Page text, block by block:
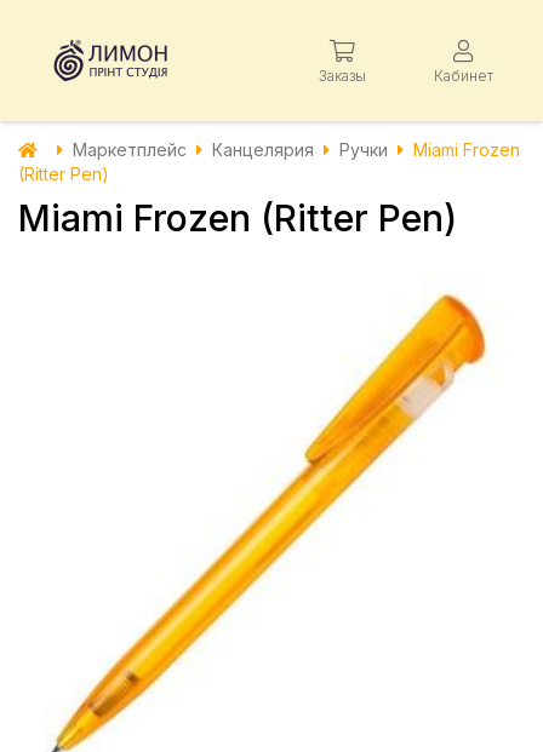
Заказы Кабинет
Маркетплейс Канцелярия Ручки
Miami Frozen
(Ritter Pen)
Miami Frozen (Ritter Pen)